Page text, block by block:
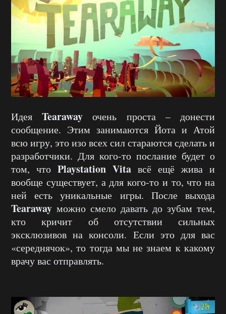
ИдеяTearaway очень проста – донести
сообщение. Этим занимаются Йота и Атой
всю игру, это изо всех сил стараются сделать и
разработчики. Для кого-то послание будет о
том, что Playstation Vita всё ещё жива и
вообще существует, а для кого-то и то, что на
ней есть уникальные игры. После выхода
Tearaway можно смело давать до зубам тем,
кто кричит об отсутствии сильных
эксклюзивов на консоли. Если это для вас
«середнячок», то тогда мы не знаем к какому
врачу вас отправлять.